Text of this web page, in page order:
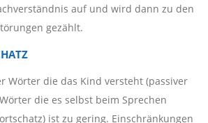
auf und wird dann zu den
gezählt.
Wörter die das Kind versteht (passiver
die es selbst beim Sprechen
ist zu gering. Einschränkungen